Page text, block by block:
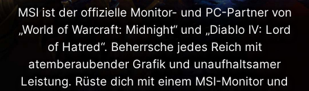
MSI ist der offizielle Monitor- und PC-Partner von
„World of Warcraft: Midnight“ und „Diablo IV: Lord
of Hatred“. Beherrsche jedes Reich mit
atemberaubender Grafik und unaufhaltsamer
Leistung. Rüste dich mit einem MSI-Monitor und